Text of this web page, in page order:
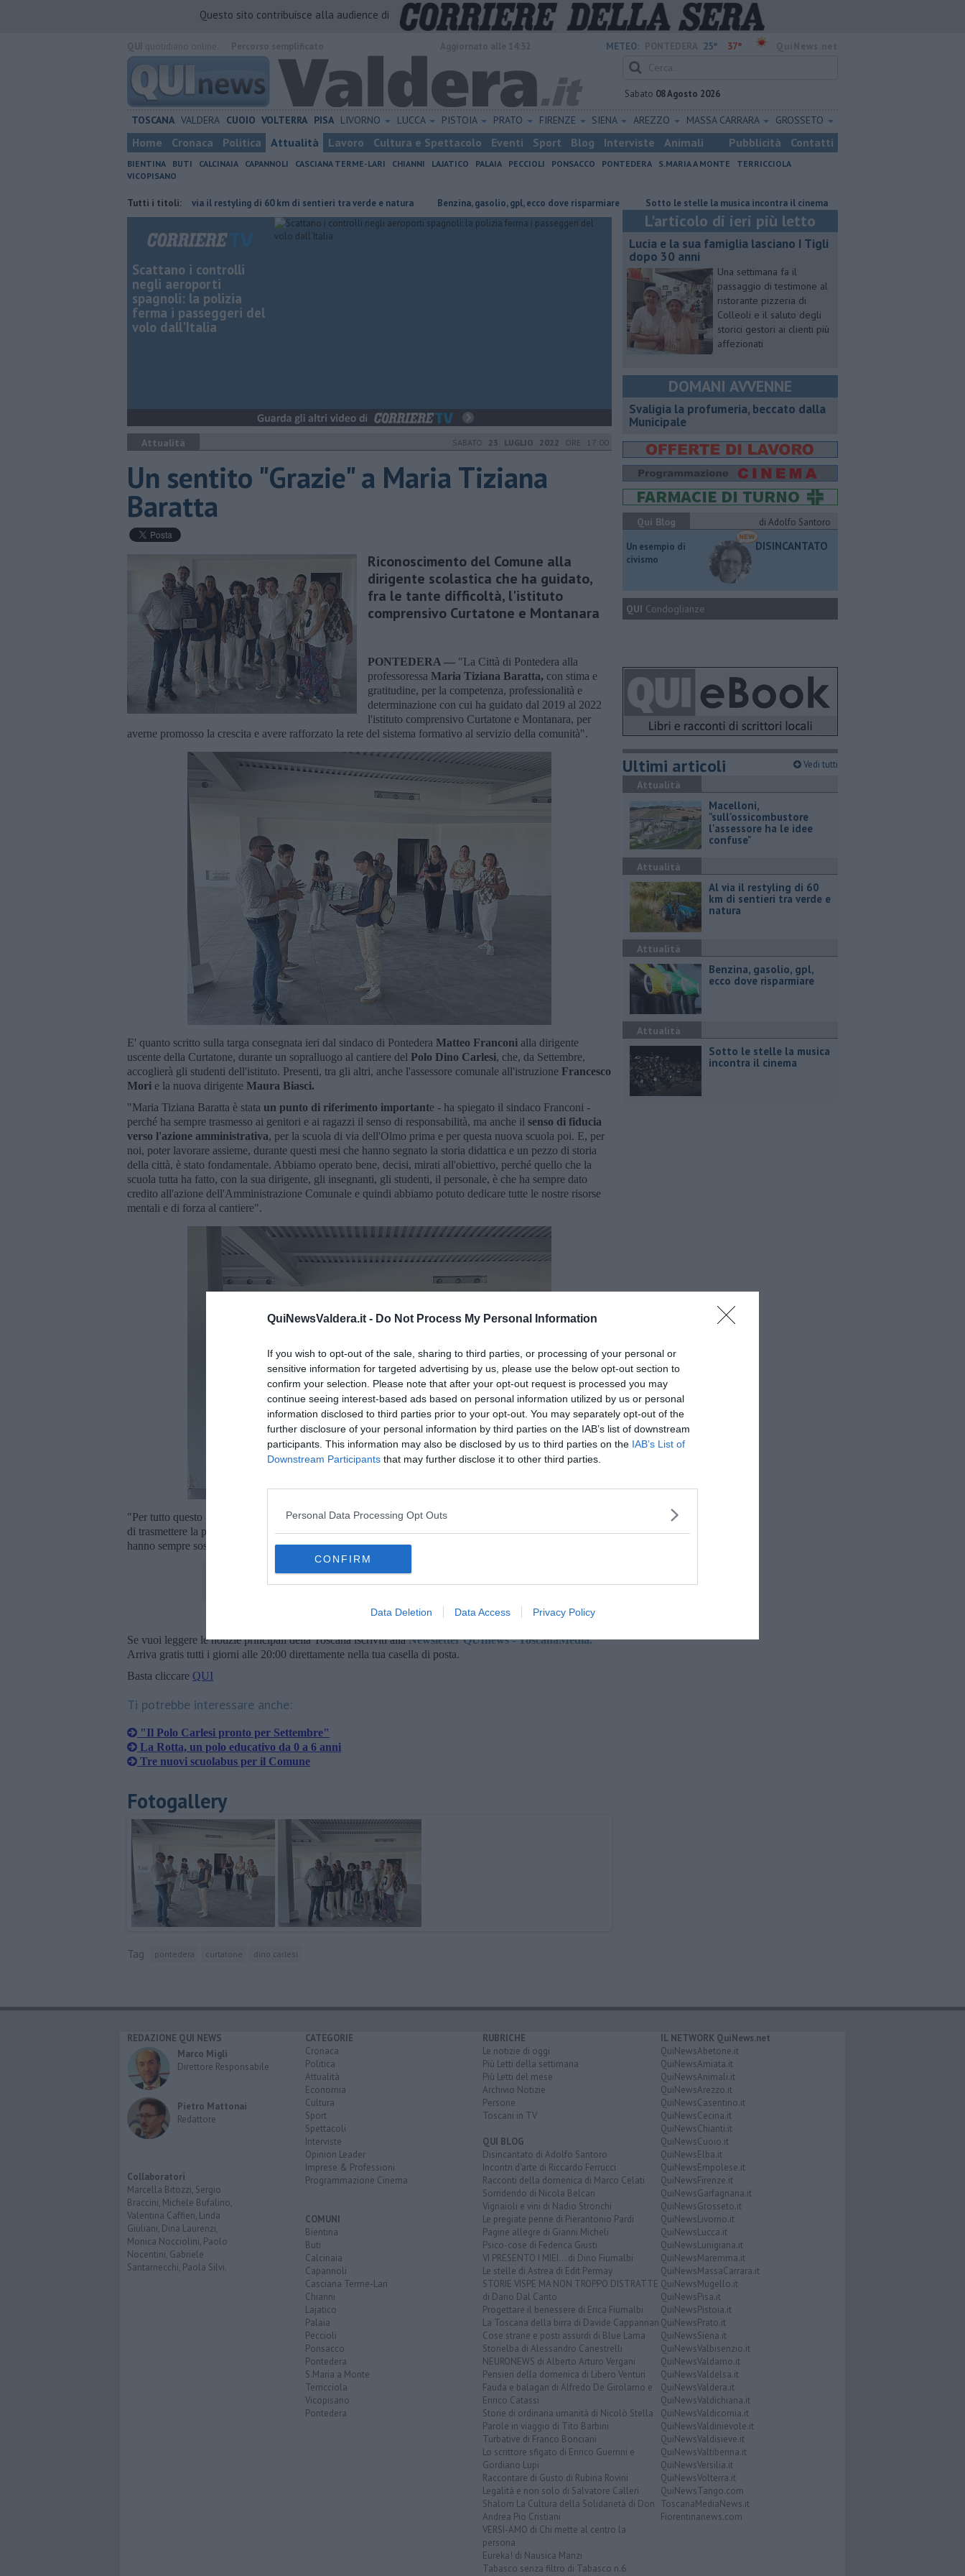
QuiNewsValdera.it - Do Not Process My Personal Information
If you wish to opt-out of the sale, sharing to third parties, or processing of your personal or
sensitive information for targeted advertising by us, please use the below opt-out section to
confirm your selection. Please note that after your opt-out request is processed you may
continue seeing interest-based ads based on personal information utilized by us or personal
information disclosed to third parties prior to your opt-out. You may separately opt-out of the
further disclosure of your personal information by third parties on the IAB’s list of downstream
participants. This information may also be disclosed by us to third parties on the IAB’s List of
Downstream Participants that may further disclose it to other third parties.
Personal Data Processing Opt Outs
CONFIRM
Data Deletion Data Access Privacy Policy
Questo sito contribuisce alla audience di
METEO: 25° 37°
Sabato 08 Agosto 2026
TOSCANA VALDERA CUOIO VOLTERRA PISA LIVORNO LUCCA PISTOIA PRATO FIRENZE SIENA AREZZO MASSA CARRARA GROSSETO
Home Cronaca Politica Attualità Lavoro Cultura e Spettacolo Eventi Sport Blog Interviste Animali Pubblicità Contatti
BIENTINA BUTI CALCINAIA CAPANNOLI CASCIANA TERME-LARI CHIANNI LAJATICO PALAIA PECCIOLI PONSACCO PONTEDERA S.MARIA A MONTE
TERRICCIOLA
VICOPISANO
Tutti i titoli:
Al via il restyling di 60 km di sentieri tra verde e natura ​Benzina, gasolio, gpl, ecco dove risparmiare Sotto le stelle la musica incontra il cinema Macelloni, "sull'ossicombustore
Scattano i controlli
negli aeroporti
spagnoli: la polizia
ferma i passeggeri del
volo dall'Italia
Attualità SABATO 23 LUGLIO 2022 ORE 17:00
Un sentito "Grazie" a Maria Tiziana
Baratta
Riconoscimento del Comune alla
dirigente scolastica che ha guidato,
fra le tante difficoltà, l'istituto
comprensivo Curtatone e Montanara
PONTEDERA — "La Città di Pontedera alla
professoressa Maria Tiziana Baratta, con stima e
gratitudine, per la competenza, professionalità e
determinazione con cui ha guidato dal 2019 al 2022
l'istituto comprensivo Curtatone e Montanara, per
averne promosso la crescita e avere rafforzato la rete del sistema formativo al servizio della comunità".
E' quanto scritto sulla targa consegnata ieri dal sindaco di Pontedera Matteo Franconi alla dirigente
uscente della Curtatone, durante un sopralluogo al cantiere del Polo Dino Carlesi, che, da Settembre,
accoglierà gli studenti dell'istituto. Presenti, tra gli altri, anche l'assessore comunale all'istruzione Francesco
Mori e la nuova dirigente Maura Biasci.
"Maria Tiziana Baratta è stata un punto di riferimento importante - ha spiegato il sindaco Franconi -
perché ha sempre trasmesso ai genitori e ai ragazzi il senso di responsabilità, ma anche il senso di fiducia
verso l'azione amministrativa, per la scuola di via dell'Olmo prima e per questa nuova scuola poi. E, per
noi, poter lavorare assieme, durante questi mesi che hanno segnato la storia didattica e un pezzo di storia
della città, è stato fondamentale. Abbiamo operato bene, decisi, mirati all'obiettivo, perché quello che la
scuola tutta ha fatto, con la sua dirigente, gli insegnanti, gli studenti, il personale, è che ha sempre dato
credito all'azione dell'Amministrazione Comunale e quindi abbiamo potuto dedicare tutte le nostre risorse
mentali e di forza al cantiere".
"Per tutto questo - ha concluso il primo cittadino - ringraziamo Maria Tiziana Baratta, una dirigente capace
di trasmettere la propria fiducia, che aveva verso le istituzioni anche alle famiglie, che, a loro volta, ci
hanno sempre sostenuto."
Se vuoi leggere le notizie principali della Toscana iscriviti allaNewsletter QUInews - ToscanaMedia.
Arriva gratis tutti i giorni alle 20:00 direttamente nella tua casella di posta.
Basta cliccare QUI
Ti potrebbe interessare anche:
"Il Polo Carlesi pronto per Settembre"
La Rotta, un polo educativo da 0 a 6 anni
Tre nuovi scuolabus per il Comune
Fotogallery
Tag pontedera curtatone dino carlesi
L'articolo di ieri più letto
Lucia e la sua famiglia lasciano I Tigli
dopo 30 anni
Una settimana fa il
passaggio di testimone al
ristorante pizzeria di
Colleoli e il saluto degli
storici gestori ai clienti più
affezionati
DOMANI AVVENNE
Svaligia la profumeria, beccato dalla
Municipale
Qui Blog
di Adolfo Santoro
​Un esempio di
civismo
DISINCANTATO
QUI Condoglianze
Ultimi articoli Vedi tutti
Attualità
Macelloni,
"sull'ossicombustore
l'assessore ha le idee
confuse"
Attualità
Al via il restyling di 60
km di sentieri tra verde e
natura
Attualità
​Benzina, gasolio, gpl,
ecco dove risparmiare
Attualità
Sotto le stelle la musica
incontra il cinema
REDAZIONE QUI NEWS
Marco Migli
Direttore Responsabile
Pietro Mattonai
Redattore
Collaboratori
Marcella Bitozzi, Sergio
Braccini, Michele Bufalino,
Valentina Caffieri, Linda
Giuliani, Dina Laurenzi,
Monica Nocciolini, Paolo
Nocentini, Gabriele
Santarnecchi, Paola Silvi.
CATEGORIE
Cronaca
Politica
Attualità
Economia
Cultura
Sport
Spettacoli
Interviste
Opinion Leader
Imprese & Professioni
Programmazione Cinema
COMUNI
Bientina
Buti
Calcinaia
Capannoli
Casciana Terme-Lari
Chianni
Lajatico
Palaia
Peccioli
Ponsacco
Pontedera
S.Maria a Monte
Terricciola
Vicopisano
Pontedera
RUBRICHE
Le notizie di oggi
Più Letti della settimana
Più Letti del mese
Archivio Notizie
Persone
Toscani in TV
QUI BLOG
Disincantato di Adolfo Santoro
Incontri d'arte di Riccardo Ferrucci
Racconti della domenica di Marco Celati
Sorridendo di Nicola Belcari
Vignaioli e vini di Nadio Stronchi
Le pregiate penne di Pierantonio Pardi
Pagine allegre di Gianni Micheli
Psico-cose di Federica Giusti
VI PRESENTO I MIEI... di Dino Fiumalbi
Le stelle di Astrea di Edit Permay
STORIE VISPE MA NON TROPPO DISTRATTE
di Dario Dal Canto
Progettare il benessere di Erica Fiumalbi
La Toscana della birra di Davide Cappannari
Cose strane e posti assurdi di Blue Lama
Storielba di Alessandro Canestrelli
NEURONEWS di Alberto Arturo Vergani
Pensieri della domenica di Libero Venturi
Fauda e balagan di Alfredo De Girolamo e
Enrico Catassi
Storie di ordinaria umanità di Nicolò Stella
Parole in viaggio di Tito Barbini
Turbative di Franco Bonciani
Lo scrittore sfigato di Enrico Guerrini e
Gordiano Lupi
Raccontare di Gusto di Rubina Rovini
Legalità e non solo di Salvatore Calleri
Shalom La Cultura della Solidarietà di Don
Andrea Pio Cristiani
VERSI-AMO di Chi mette al centro la
persona
Eureka! di Nausica Manzi
Tabasco senza filtro di Tabasco n.6
IL NETWORK QuiNews.net
QuiNewsAbetone.it
QuiNewsAmiata.it
QuiNewsAnimali.it
QuiNewsArezzo.it
QuiNewsCasentino.it
QuiNewsCecina.it
QuiNewsChianti.it
QuiNewsCuoio.it
QuiNewsElba.it
QuiNewsEmpolese.it
QuiNewsFirenze.it
QuiNewsGarfagnana.it
QuiNewsGrosseto.it
QuiNewsLivorno.it
QuiNewsLucca.it
QuiNewsLunigiana.it
QuiNewsMaremma.it
QuiNewsMassaCarrara.it
QuiNewsMugello.it
QuiNewsPisa.it
QuiNewsPistoia.it
QuiNewsPrato.it
QuiNewsSiena.it
QuiNewsValbisenzio.it
QuiNewsValdarno.it
QuiNewsValdelsa.it
QuiNewsValdera.it
QuiNewsValdichiana.it
QuiNewsValdicornia.it
QuiNewsValdinievole.it
QuiNewsValdisieve.it
QuiNewsValtiberina.it
QuiNewsVersilia.it
QuiNewsVolterra.it
QuiNewsTango.com
ToscanaMediaNews.it
Fiorentinanews.com